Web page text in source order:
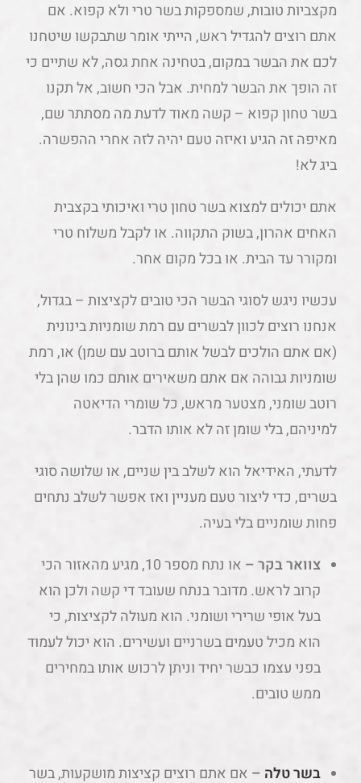
מקצביות טובות, שמספקות בשר טרי ולא קפוא. אם
אתם רוצים להגדיל ראש, הייתי אומר שתבקשו שיטחנו
לכם את הבשר במקום, בטחינה אחת גסה, לא שתיים כי
זה הופך את הבשר למחית. אבל הכי חשוב, אל תקנו
בשר טחון קפוא – קשה מאוד לדעת מה מסתתר שם,
מאיפה זה הגיע ואיזה טעם יהיה לזה אחרי ההפשרה.
ביג לא!
אתם יכולים למצוא בשר טחון טרי ואיכותי בקצבית
האחים אהרון, בשוק התקווה. או לקבל משלוח טרי
ומקורר עד הבית. או בכל מקום אחר.
עכשיו ניגש לסוגי הבשר הכי טובים לקציצות – בגדול,
אנחנו רוצים לכוון לבשרים עם רמת שומניות בינונית
(אם אתם הולכים לבשל אותם ברוטב עם שמן) או, רמת
שומניות גבוהה אם אתם משאירים אותם כמו שהן בלי
רוטב שומני, מצטער מראש, כל שומרי הדיאטה
למיניהם, בלי שומן זה לא אותו הדבר.
לדעתי, האידיאל הוא לשלב בין שניים, או שלושה סוגי
בשרים, כדי ליצור טעם מעניין ואז אפשר לשלב נתחים
פחות שומניים בלי בעיה.
צוואר בקר –
או נתח מספר 10, מגיע מהאזור הכי
קרוב לראש. מדובר בנתח שעובד די קשה ולכן הוא
בעל אופי שרירי ושומני. הוא מעולה לקציצות, כי
הוא מכיל טעמים בשרניים ועשירים. הוא יכול לעמוד
בפני עצמו כבשר יחיד וניתן לרכוש אותו במחירים
ממש טובים.
בשר טלה – אם אתם רוצים קציצות מושקעות, בשר